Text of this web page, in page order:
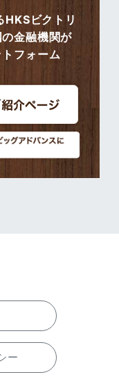
HKSビクトリ
金融機関が
フォーム
ー